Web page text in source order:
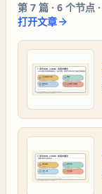
第 7 篇 · 6 个节点 ·
打开文章